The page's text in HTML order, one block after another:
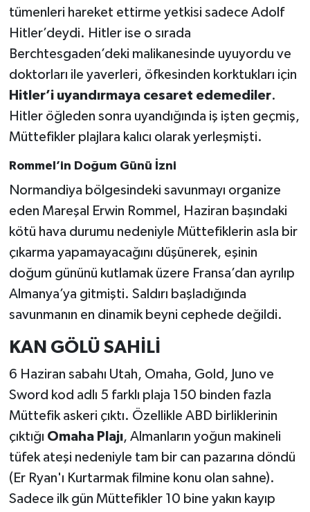
tümenleri hareket ettirme yetkisi sadece Adolf
Hitler’deydi. Hitler ise o sırada
Berchtesgaden’deki malikanesinde uyuyordu ve
doktorları ile yaverleri, öfkesinden korktukları için
Hitler’i uyandırmaya cesaret edemediler.
Hitler öğleden sonra uyandığında iş işten geçmiş,
Müttefikler plajlara kalıcı olarak yerleşmişti.
Rommel’in Doğum Günü İzni
Normandiya bölgesindeki savunmayı organize
eden Mareşal Erwin Rommel, Haziran başındaki
kötü hava durumu nedeniyle Müttefiklerin asla bir
çıkarma yapamayacağını düşünerek, eşinin
doğum gününü kutlamak üzere Fransa’dan ayrılıp
Almanya’ya gitmişti. Saldırı başladığında
savunmanın en dinamik beyni cephede değildi.
KAN GÖLÜ SAHİLİ
6 Haziran sabahı Utah, Omaha, Gold, Juno ve
Sword kod adlı 5 farklı plaja 150 binden fazla
Müttefik askeri çıktı. Özellikle ABD birliklerinin
çıktığı Omaha Plajı, Almanların yoğun makineli
tüfek ateşi nedeniyle tam bir can pazarına döndü
(Er Ryan'ı Kurtarmak filmine konu olan sahne).
Sadece ilk gün Müttefikler 10 bine yakın kayıp